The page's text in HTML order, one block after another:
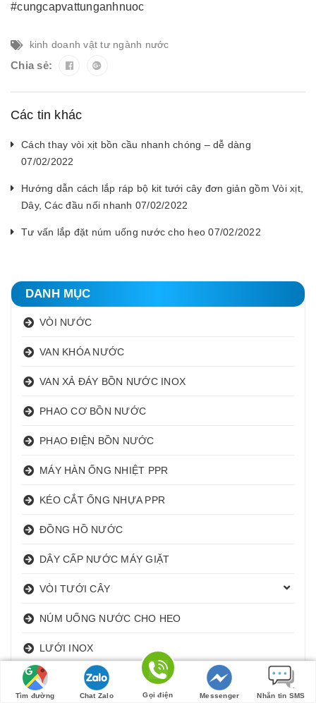
#cungcapvattunganhnuoc
kinh doanh vật tư ngành nước
Chia sẻ:
Các tin khác
Cách thay vòi xịt bồn cầu nhanh chóng – dễ dàng
07/02/2022
Hướng dẫn cách lắp ráp bộ kit tưới cây đơn giản gồm Vòi xịt,
Dây, Các đầu nối nhanh 07/02/2022
Tư vấn lắp đặt núm uống nước cho heo 07/02/2022
DANH MỤC
VÒI NƯỚC
VAN KHÓA NƯỚC
VAN XẢ ĐÁY BỒN NƯỚC INOX
PHAO CƠ BỒN NƯỚC
PHAO ĐIỆN BỒN NƯỚC
MÁY HÀN ỐNG NHIỆT PPR
KÉO CẮT ỐNG NHỰA PPR
ĐỒNG HỒ NƯỚC
DÂY CẤP NƯỚC MÁY GIẶT
VÒI TƯỚI CÂY
NÚM UỐNG NƯỚC CHO HEO
LƯỚI INOX
XI PHÔNG CHẬU RỬA MẶT I XẢ LAVABO
Tìm đường Chat Zalo Gọi điện Messenger Nhắn tin SMS